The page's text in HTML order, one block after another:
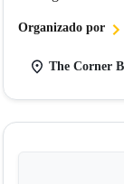
Organizado por
The Corner